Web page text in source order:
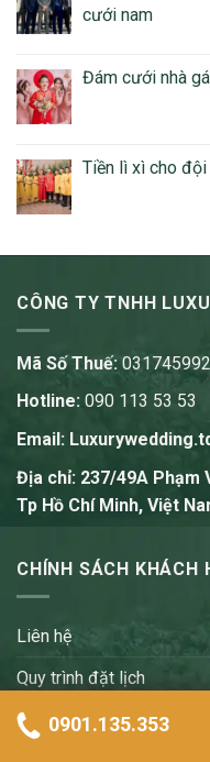
cưới nam
Đám cưới nhà
Tiền lì xì cho
CÔNG TY TNHH
Mã Số Thuế:
Hotline: 090 113 53 53
Email:
Địa chỉ: 237/49A Phạm
Tp Hồ Chí Minh, Việt
CHÍNH SÁCH KHÁCH
Liên hệ
Quy trình đặt lịch
Chính sách thanh toán
0901.135.353